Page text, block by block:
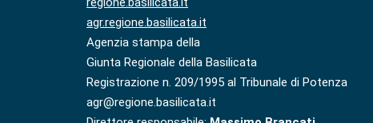
agr.regione.basilicata.it
Agenzia stampa della
Giunta Regionale della Basilicata
Registrazione n. 209/1995 al Tribunale di Potenza
agr@regione.basilicata.it